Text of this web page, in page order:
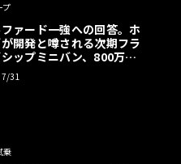
プ
ァード一強への回答。ホ
開発と噂される次期フラ
ップミニバン、800万円
算【予想CG】
31
乗